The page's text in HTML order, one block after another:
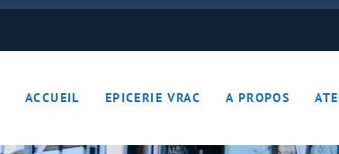
ACCUEIL EPICERIE VRAC A PROPOS
Boulangerie
ON